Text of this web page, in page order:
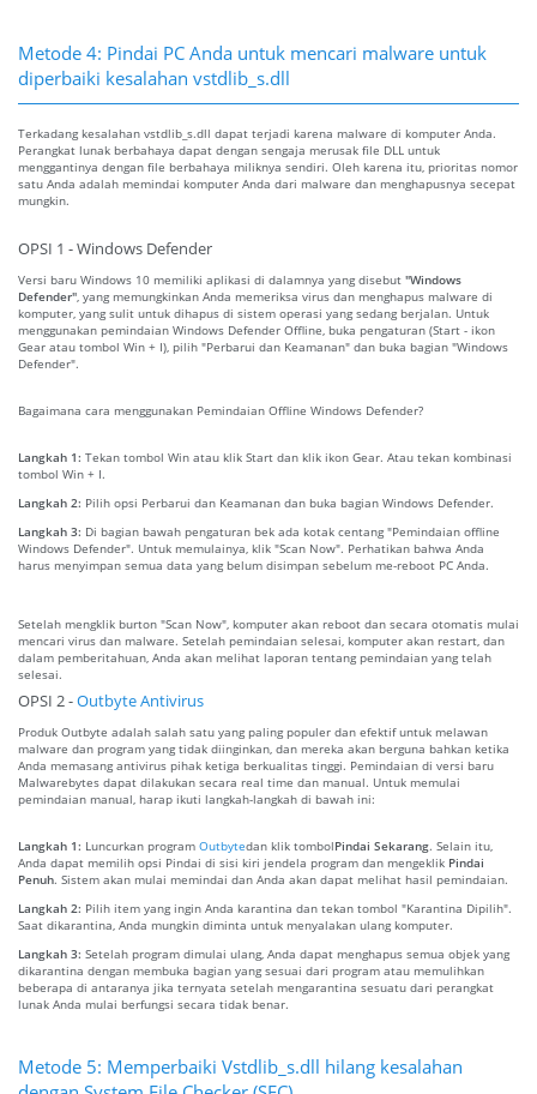
Metode 4: Pindai PC Anda untuk mencari malware untuk
diperbaiki kesalahan vstdlib_s.dll
Terkadang kesalahan vstdlib_s.dll dapat terjadi karena malware di komputer Anda.
Perangkat lunak berbahaya dapat dengan sengaja merusak file DLL untuk
menggantinya dengan file berbahaya miliknya sendiri. Oleh karena itu, prioritas nomor
satu Anda adalah memindai komputer Anda dari malware dan menghapusnya secepat
mungkin.
OPSI 1 - Windows Defender
Versi baru Windows 10 memiliki aplikasi di dalamnya yang disebut "Windows
Defender" , yang memungkinkan Anda memeriksa virus dan menghapus malware di
komputer, yang sulit untuk dihapus di sistem operasi yang sedang berjalan. Untuk
menggunakan pemindaian Windows Defender Offline, buka pengaturan (Start - ikon
Gear atau tombol Win + I), pilih "Perbarui dan Keamanan" dan buka bagian "Windows
Defender".
Bagaimana cara menggunakan Pemindaian Offline Windows Defender?
Langkah 1: Tekan tombol Win atau klik Start dan klik ikon Gear. Atau tekan kombinasi
tombol Win + I.
Langkah 2: Pilih opsi Perbarui dan Keamanan dan buka bagian Windows Defender.
Langkah 3: Di bagian bawah pengaturan bek ada kotak centang "Pemindaian offline
Windows Defender". Untuk memulainya, klik "Scan Now". Perhatikan bahwa Anda
harus menyimpan semua data yang belum disimpan sebelum me-reboot PC Anda.
Setelah mengklik burton "Scan Now", komputer akan reboot dan secara otomatis mulai
mencari virus dan malware. Setelah pemindaian selesai, komputer akan restart, dan
dalam pemberitahuan, Anda akan melihat laporan tentang pemindaian yang telah
selesai.
OPSI 2 -Outbyte Antivirus
Produk Outbyte adalah salah satu yang paling populer dan efektif untuk melawan
malware dan program yang tidak diinginkan, dan mereka akan berguna bahkan ketika
Anda memasang antivirus pihak ketiga berkualitas tinggi. Pemindaian di versi baru
Malwarebytes dapat dilakukan secara real time dan manual. Untuk memulai
pemindaian manual, harap ikuti langkah-langkah di bawah ini:
Langkah 1: Luncurkan program Outbytedan klik tombolPindai Sekarang. Selain itu,
Anda dapat memilih opsi Pindai di sisi kiri jendela program dan mengeklik Pindai
Penuh. Sistem akan mulai memindai dan Anda akan dapat melihat hasil pemindaian.
Langkah 2: Pilih item yang ingin Anda karantina dan tekan tombol "Karantina Dipilih".
Saat dikarantina, Anda mungkin diminta untuk menyalakan ulang komputer.
Langkah 3: Setelah program dimulai ulang, Anda dapat menghapus semua objek yang
dikarantina dengan membuka bagian yang sesuai dari program atau memulihkan
beberapa di antaranya jika ternyata setelah mengarantina sesuatu dari perangkat
lunak Anda mulai berfungsi secara tidak benar.
Metode 5: Memperbaiki Vstdlib_s.dll hilang kesalahan